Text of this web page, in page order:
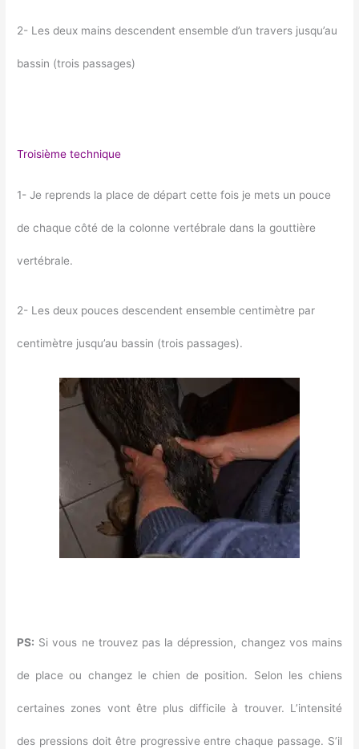
2- Les deux mains descendent ensemble d’un travers jusqu’au
bassin (trois passages)
Troisième technique
1- Je reprends la place de départ cette fois je mets un pouce
de chaque côté de la colonne vertébrale dans la gouttière
vertébrale.
2- Les deux pouces descendent ensemble centimètre par
centimètre jusqu’au bassin (trois passages).
PS: Si vous ne trouvez pas la dépression, changez vos mains
de place ou changez le chien de position. Selon les chiens
certaines zones vont être plus difficile à trouver. L’intensité
des pressions doit être progressive entre chaque passage. S’il